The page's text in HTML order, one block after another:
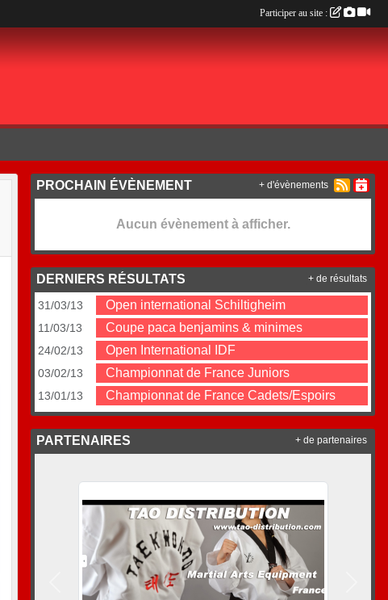
PROCHAIN ÉVÈNEMENT
Aucun évènement à afficher.
+ d'évènements
DERNIERS RÉSULTATS
31/03/13 Open international Schiltigheim
11/03/13 Coupe paca benjamins & minimes
24/02/13 Open International IDF
03/02/13 Championnat de France Juniors
13/01/13 Championnat de France Cadets/Espoirs
+ de résultats
PARTENAIRES
Précedent
+ de partenaires
Participer au site :